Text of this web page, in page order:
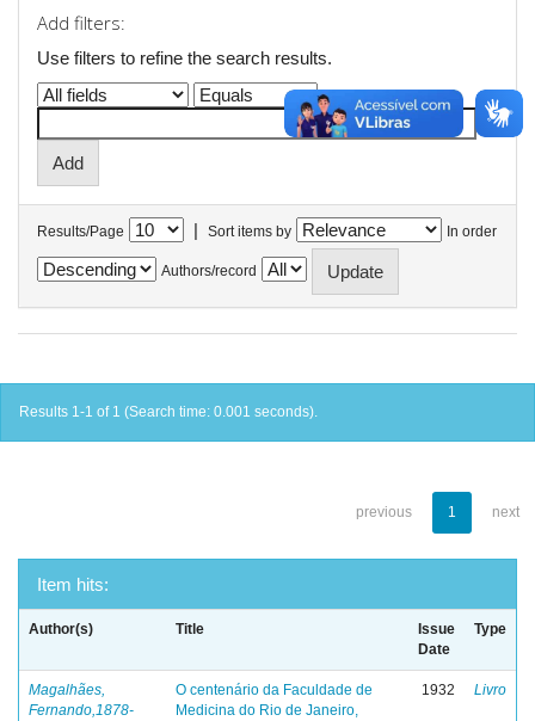
Add filters:
Use filters to refine the search results.
Results/Page | Sort items by In order
Authors/record
Results 1-1 of 1 (Search time: 0.001 seconds).
previous 1 next
Item hits:
Author(s) Title
Issue
Date
Type
Magalhães,
Fernando,1878-
O centenário da Faculdade de
Medicina do Rio de Janeiro,
1932 Livro